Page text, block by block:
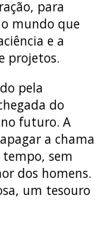
para
mundo que
e a
projetos.
pela
do
futuro. A
a chama
sem
dos homens.
um tesouro